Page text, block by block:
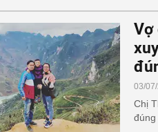
Vợ
03/
Chị
đúng